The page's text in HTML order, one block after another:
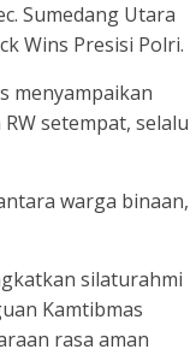
Sumedang Utara
Wins Presisi Polri.
menyampaikan
setempat, selalu
warga binaan,
silaturahmi
Kamtibmas
rasa aman